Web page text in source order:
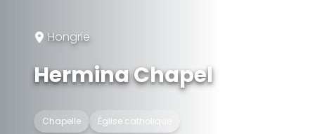
Hongrie
Hermina Chapel
Chapelle Église catholique